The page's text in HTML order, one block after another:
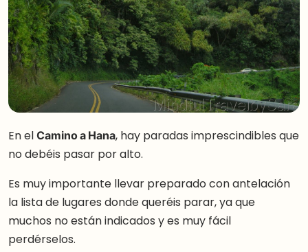
En elCamino a Hana, hay paradas imprescindibles que
no debéis pasar por alto.
Es muy importante llevar preparado con antelación
la lista de lugares donde queréis parar, ya que
muchos no están indicados y es muy fácil
perdérselos.